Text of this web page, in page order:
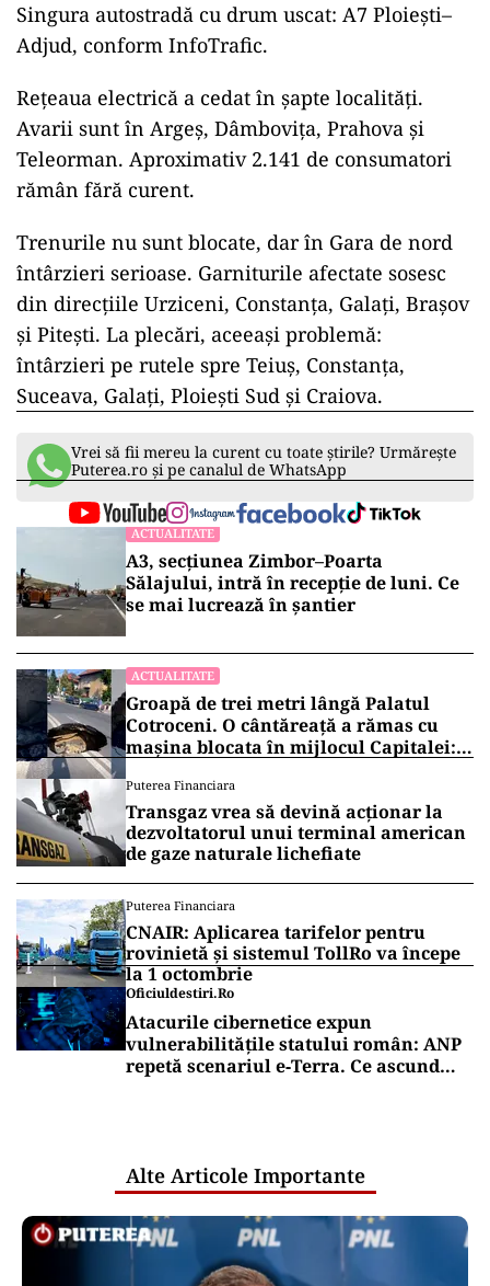
Singura autostradă cu drum uscat: A7 Ploiești–
Adjud, conform InfoTrafic.
Rețeaua electrică a cedat în șapte localități.
Avarii sunt în Argeș, Dâmbovița, Prahova și
Teleorman. Aproximativ 2.141 de consumatori
rămân fără curent.
Trenurile nu sunt blocate, dar în Gara de nord
întârzieri serioase. Garniturile afectate sosesc
din direcțiile Urziceni, Constanța, Galați, Brașov
și Pitești. La plecări, aceeași problemă:
întârzieri pe rutele spre Teiuș, Constanța,
Suceava, Galați, Ploiești Sud și Craiova.
Vrei să fii mereu la curent cu toate știrile? Urmărește
Puterea.ro și pe canalul de WhatsApp
ACTUALITATE
A3, secțiunea Zimbor–Poarta
Sălajului, intră în recepție de luni. Ce
se mai lucrează în șantier
ACTUALITATE
Groapă de trei metri lângă Palatul
Cotroceni. O cântăreață a rămas cu
mașina blocata în mijlocul Capitalei:
Puterea Financiara
Transgaz vrea să devină acționar la
dezvoltatorul unui terminal american
de gaze naturale lichefiate
Puterea Financiara
CNAIR: Aplicarea tarifelor pentru
rovinietă și sistemul TollRo va începe
la 1 octombrie
Oficiuldestiri.ro
Atacurile cibernetice expun
vulnerabilitățile statului român: ANP
repetă scenariul e‑Terra. Ce ascund
Alte Articole Importante